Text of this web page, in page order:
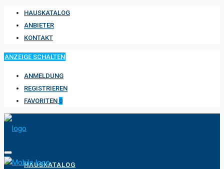
HAUSKATALOG
ANBIETER
KONTAKT
ANZEIGE SCHALTEN
ANMELDUNG
REGISTRIEREN
FAVORITEN 0
HAUSKATALOG